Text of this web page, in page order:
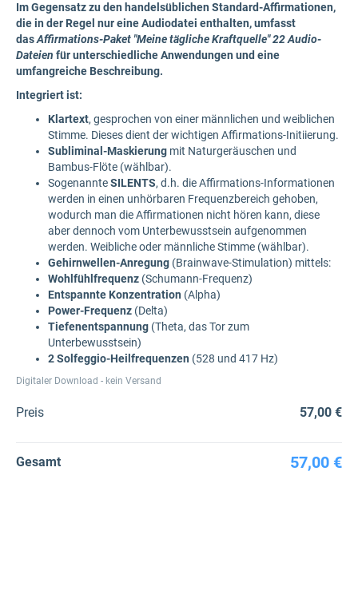
Im Gegensatz zu den handelsüblichen Standard-Affirmationen,
die in der Regel nur eine Audiodatei enthalten, umfasst
dasAffirmations-Paket "Meine tägliche Kraftquelle" 22 Audio-
Dateien für unterschiedliche Anwendungen und eine
umfangreiche Beschreibung.
Integriert ist:
Klartext, gesprochen von einer männlichen und weiblichen
Stimme. Dieses dient der wichtigen Affirmations-Initiierung.
Subliminal-Maskierung mit Naturgeräuschen und
Bambus-Flöte (wählbar).
SogenannteSILENTS, d.h. die Affirmations-Informationen
werden in einen unhörbaren Frequenzbereich gehoben,
wodurch man die Affirmationen nicht hören kann, diese
aber dennoch vom Unterbewusstsein aufgenommen
werden. Weibliche oder männliche Stimme (wählbar).
Gehirnwellen-Anregung (Brainwave-Stimulation) mittels:
Wohlfühlfrequenz (Schumann-Frequenz)
Entspannte Konzentration (Alpha)
Power-Frequenz (Delta)
Tiefenentspannung (Theta, das Tor zum
Unterbewusstsein)
2 Solfeggio-Heilfrequenzen (528 und 417 Hz)
Digitaler Download - kein Versand
Preis 57,00 €
Gesamt 57,00 €